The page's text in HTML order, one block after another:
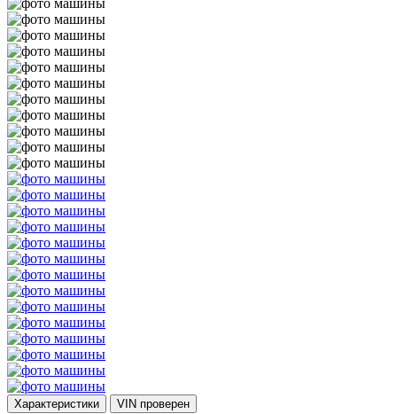
Характеристики VIN проверен